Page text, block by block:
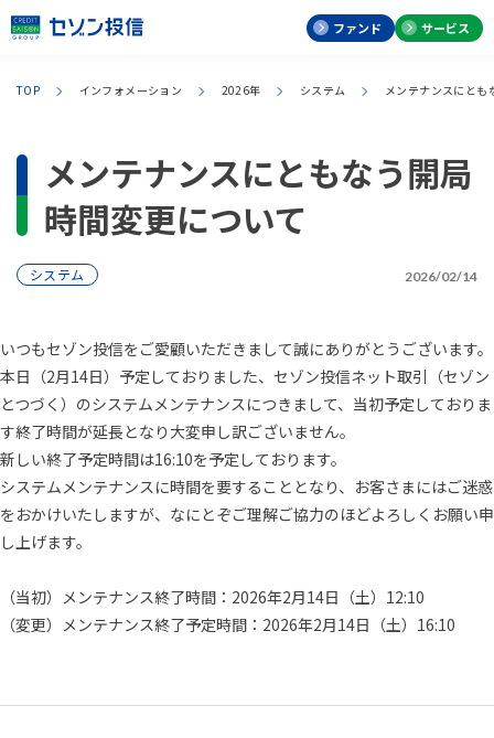
ファンド サービス
TOP インフォメーション 2026年 システム メンテナンスにとも
メンテナンスにともなう開局
時間変更について
システム 2026/02/14
いつもセゾン投信をご愛顧いただきまして誠にありがとうございます。
本日（2月14日）予定しておりました、セゾン投信ネット取引（セゾン
とつづく）のシステムメンテナンスにつきまして、当初予定しておりま
す終了時間が延長となり大変申し訳ございません。
新しい終了予定時間は16:10を予定しております。
システムメンテナンスに時間を要することとなり、お客さまにはご迷惑
をおかけいたしますが、なにとぞご理解ご協力のほどよろしくお願い申
し上げます。
（当初）メンテナンス終了時間：2026年2月14日（土）12:10
（変更）メンテナンス終了予定時間：2026年2月14日（土）16:10